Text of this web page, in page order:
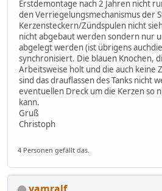
Erstdemontage nach 2 Jahren nicht
den Verriegelungsmechanismus der
Kerzensteckern/Zündspulen nicht
nicht abgebaut werden sondern nur
abgelegt werden (ist übrigens
synchronisiert. Die blauen Knochen,
Arbeitsweise holt und die auch keine
sind das drauflassen des Tanks nicht
eventuellen Dreck um die Kerzen so
kann.
Gruß
Christoph
4 Personen gefällt das.